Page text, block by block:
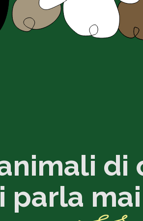
di
parla mai